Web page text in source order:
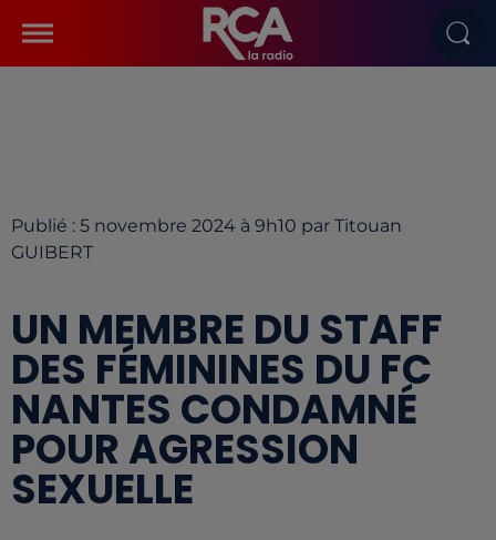
Publié : 5 novembre 2024 à 9h10 par Titouan
GUIBERT
UN MEMBRE DU STAFF
DES FÉMININES DU FC
NANTES CONDAMNÉ
POUR AGRESSION
SEXUELLE